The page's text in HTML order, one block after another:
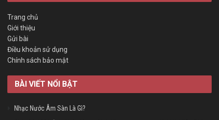
Trang chủ
Giới thiệu
Gửi bài
Điều khoản sử dụng
Chính sách bảo mật
BÀI VIẾT NỔI BẬT
Nhạc Nước Âm Sàn Là Gì?